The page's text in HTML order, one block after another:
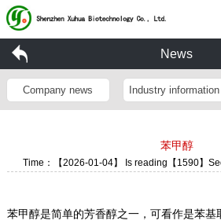
News
Company news Industry information
苯甲醇
Time：【2026-01-04】 Is reading【1590】
苯甲醇是简单的芳香醇之一，可看作是苯基